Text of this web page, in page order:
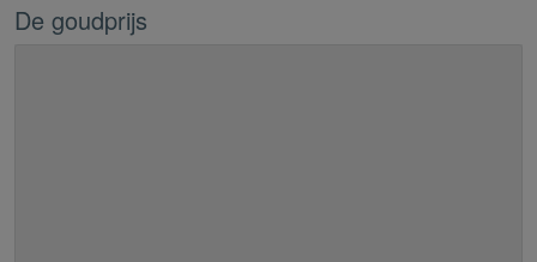
De goudprijs